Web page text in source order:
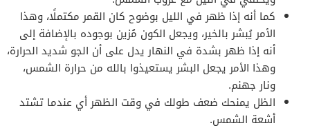
كما أنه إذا ظهر في الليل بوضوح كان القمر مكتملًا، وهذا
الأمر يُبشر بالخير، ويجعل الكون مُزين بوجوده بالإضافة إلى
أنه إذا ظهر بشدة في النهار يدل على أن الجو شديد الحرارة،
وهذا الأمر يجعل البشر يستعيذوا بالله من حرارة الشمس،
ونار جهنم.
الظل يمنحك ضعف طولك في وقت الظهر أي عندما تشتد
أشعة الشمس.